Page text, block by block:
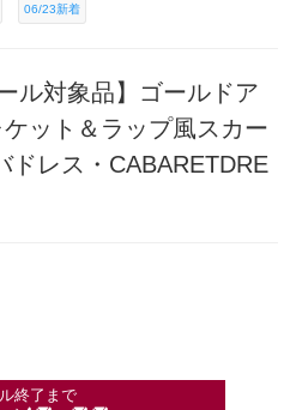
06/23新着
ル対象品】ゴールドア
ット＆ラップ風スカー
ドレス・CABARETDRE